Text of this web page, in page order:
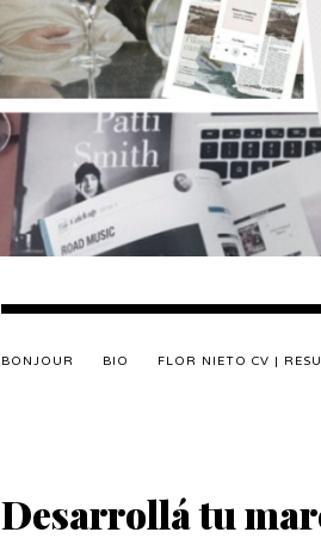
BONJOUR BIO FLOR NIETO CV |
Desarrollá tu